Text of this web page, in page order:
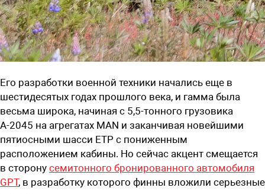
Его разработки военной техники начались еще в
шестидесятых годах прошлого века, и гамма была
весьма широка, начиная с 5,5-тонного грузовика
А-2045 на агрегатах MAN и заканчивая новейшими
пятиосными шасси ЕТР с пониженным
расположением кабины. Но сейчас акцент смещается
в сторону семитонного бронированного автомобиля
GPT, в разработку которого финны вложили серьезные